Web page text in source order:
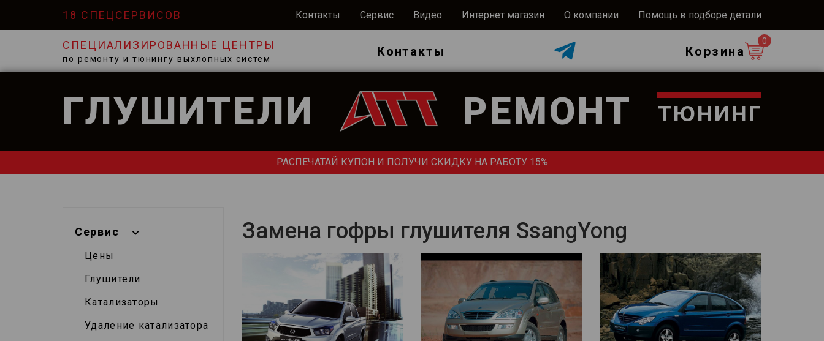
18 СПЕЦСЕРВИСОВ Контакты Сервис Видео Интернет магазин О компании Помощь в подборе детали
СПЕЦИАЛИЗИРОВАННЫЕ ЦЕНТРЫ
по ремонту и тюнингу выхлопных систем
Контакты Корзина
0
ГЛУШИТЕЛИ РЕМОНТ тюнинг
РАСПЕЧАТАЙ КУПОН И ПОЛУЧИ СКИДКУ НА РАБОТУ 15%
Сервис
Цены
Глушители
Катализаторы
Удаление катализатора
Замена гофры глушителя SsangYong